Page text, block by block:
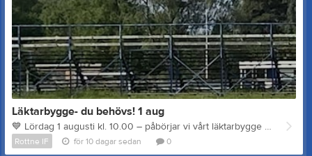
Läktarbygge- du behövs! 1 aug
💙 Lördag 1 augusti kl. 10.00 – påbörjar vi vårt läktarbygge på Vidingeskans! 💙 Vi behöver din hjälp! Har du ett par timmar över är du varmt välkommen att vara med och bygga vår nya läktare. Har du en röjsåg får du gärna ta med den – vi hoppas även hinna röja sly ner mot pumphuset. Ju fler vi blir, desto snabbare går det. Vill du stötta oss, lägg några timmar med oss🫶 Vi hoppas att du kan vara med!
Rottne IF för 10 dagar sedan 0